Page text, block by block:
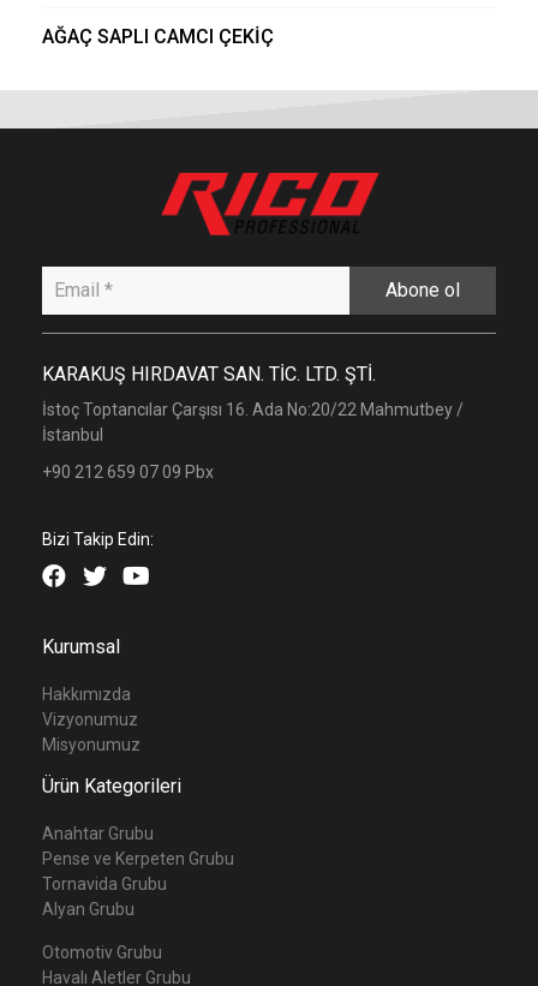
AĞAÇ SAPLI CAMCI ÇEKİÇ
Abone ol
KARAKUŞ HIRDAVAT SAN. TİC. LTD. ŞTİ.
İstoç Toptancılar Çarşısı 16. Ada No:20/22 Mahmutbey /
İstanbul
+90 212 659 07 09 Pbx
Bizi Takip Edin:
Kurumsal
Hakkımızda
Vizyonumuz
Misyonumuz
Ürün Kategorileri
Anahtar Grubu
Pense ve Kerpeten Grubu
Tornavida Grubu
Alyan Grubu
Otomotiv Grubu
Havalı Aletler Grubu